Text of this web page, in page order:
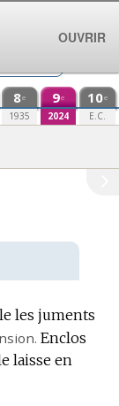
8e
1935
9e
2024
10e
E.C.
les juments
Enclos
laisse en
OUVRIR